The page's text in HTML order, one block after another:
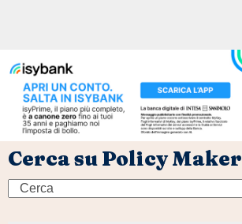
Cerca su Policy Maker
Search